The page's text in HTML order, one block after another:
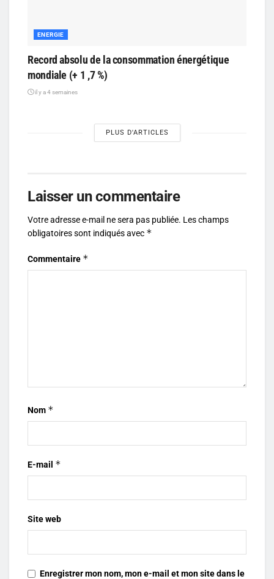
ENERGIE
Record absolu de la consommation énergétique
mondiale (+ 1 ,7 %)
il y a 4 semaines
PLUS D'ARTICLES
Laisser un commentaire
Votre adresse e-mail ne sera pas publiée. Les champs
obligatoires sont indiqués avec *
Commentaire *
Nom *
E-mail *
Site web
Enregistrer mon nom, mon e-mail et mon site dans le